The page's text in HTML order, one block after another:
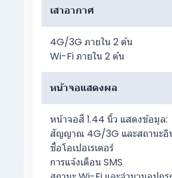
เสาอากาศ
4G/3G ภายใน 2 ต้น
Wi-Fi ภายใน 2 ต้น
หน้าจอแสดงผล
หน้าจอสี 1.44 นิ้ว แสดงข้อมูล:
สัญญาณ 4G/3G และสถานะอิ
ชื่อโอเปอเรเตอร์
การแจ้งเตือน SMS